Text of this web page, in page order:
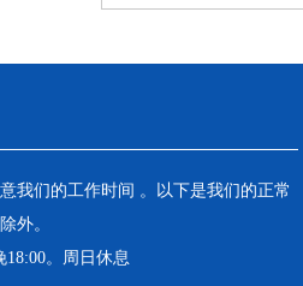
我们的工作时间 。以下是我们的正常
外。
。周日休息